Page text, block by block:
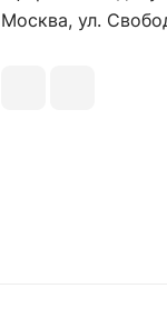
Москва, ул.